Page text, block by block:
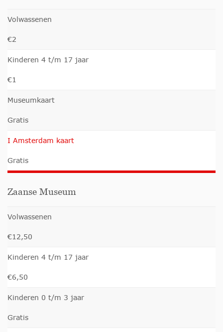
Volwassenen
€2
Kinderen 4 t/m 17 jaar
€1
Museumkaart
Gratis
I Amsterdam kaart
Gratis
Zaanse Museum
Volwassenen
€12,50
Kinderen 4 t/m 17 jaar
€6,50
Kinderen 0 t/m 3 jaar
Gratis